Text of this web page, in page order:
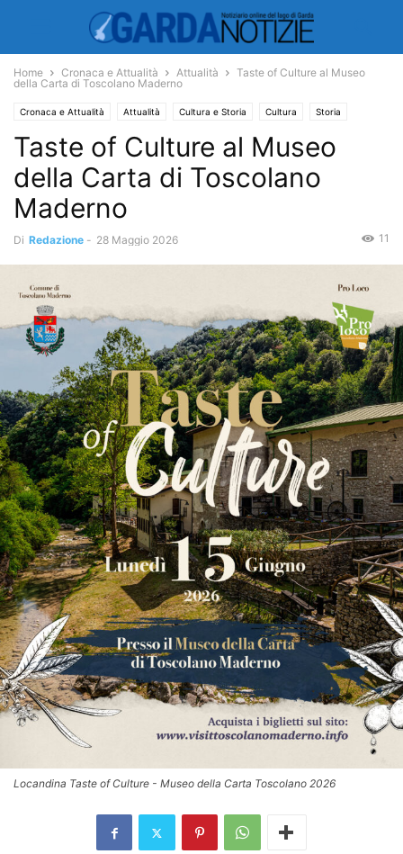
Home Cronaca e Attualità Attualità
Taste of Culture al Museo
della Carta di Toscolano Maderno
Cronaca e Attualità Attualità Cultura e Storia Cultura Storia
Taste of Culture al Museo
della Carta di Toscolano
Maderno
Di Redazione - 28 Maggio 2026 11
Locandina Taste of Culture - Museo della Carta Toscolano 2026